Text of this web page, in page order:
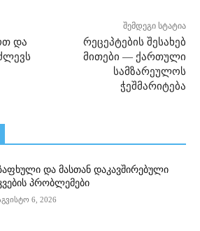
და
შემდეგი სტატია
რეცეპტების შესახებ
მითები — ქართული
სამზარეულოს
ჭეშმარიტება
და მასთან დაკავშირებული
პრობლემები
6, 2026